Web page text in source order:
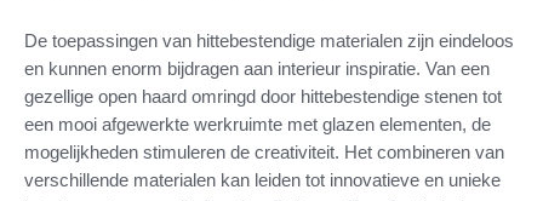
De toepassingen van hittebestendige materialen zijn eindeloos
en kunnen enorm bijdragen aan interieur inspiratie. Van een
gezellige open haard omringd door hittebestendige stenen tot
een mooi afgewerkte werkruimte met glazen elementen, de
mogelijkheden stimuleren de creativiteit. Het combineren van
verschillende materialen kan leiden tot innovatieve en unieke